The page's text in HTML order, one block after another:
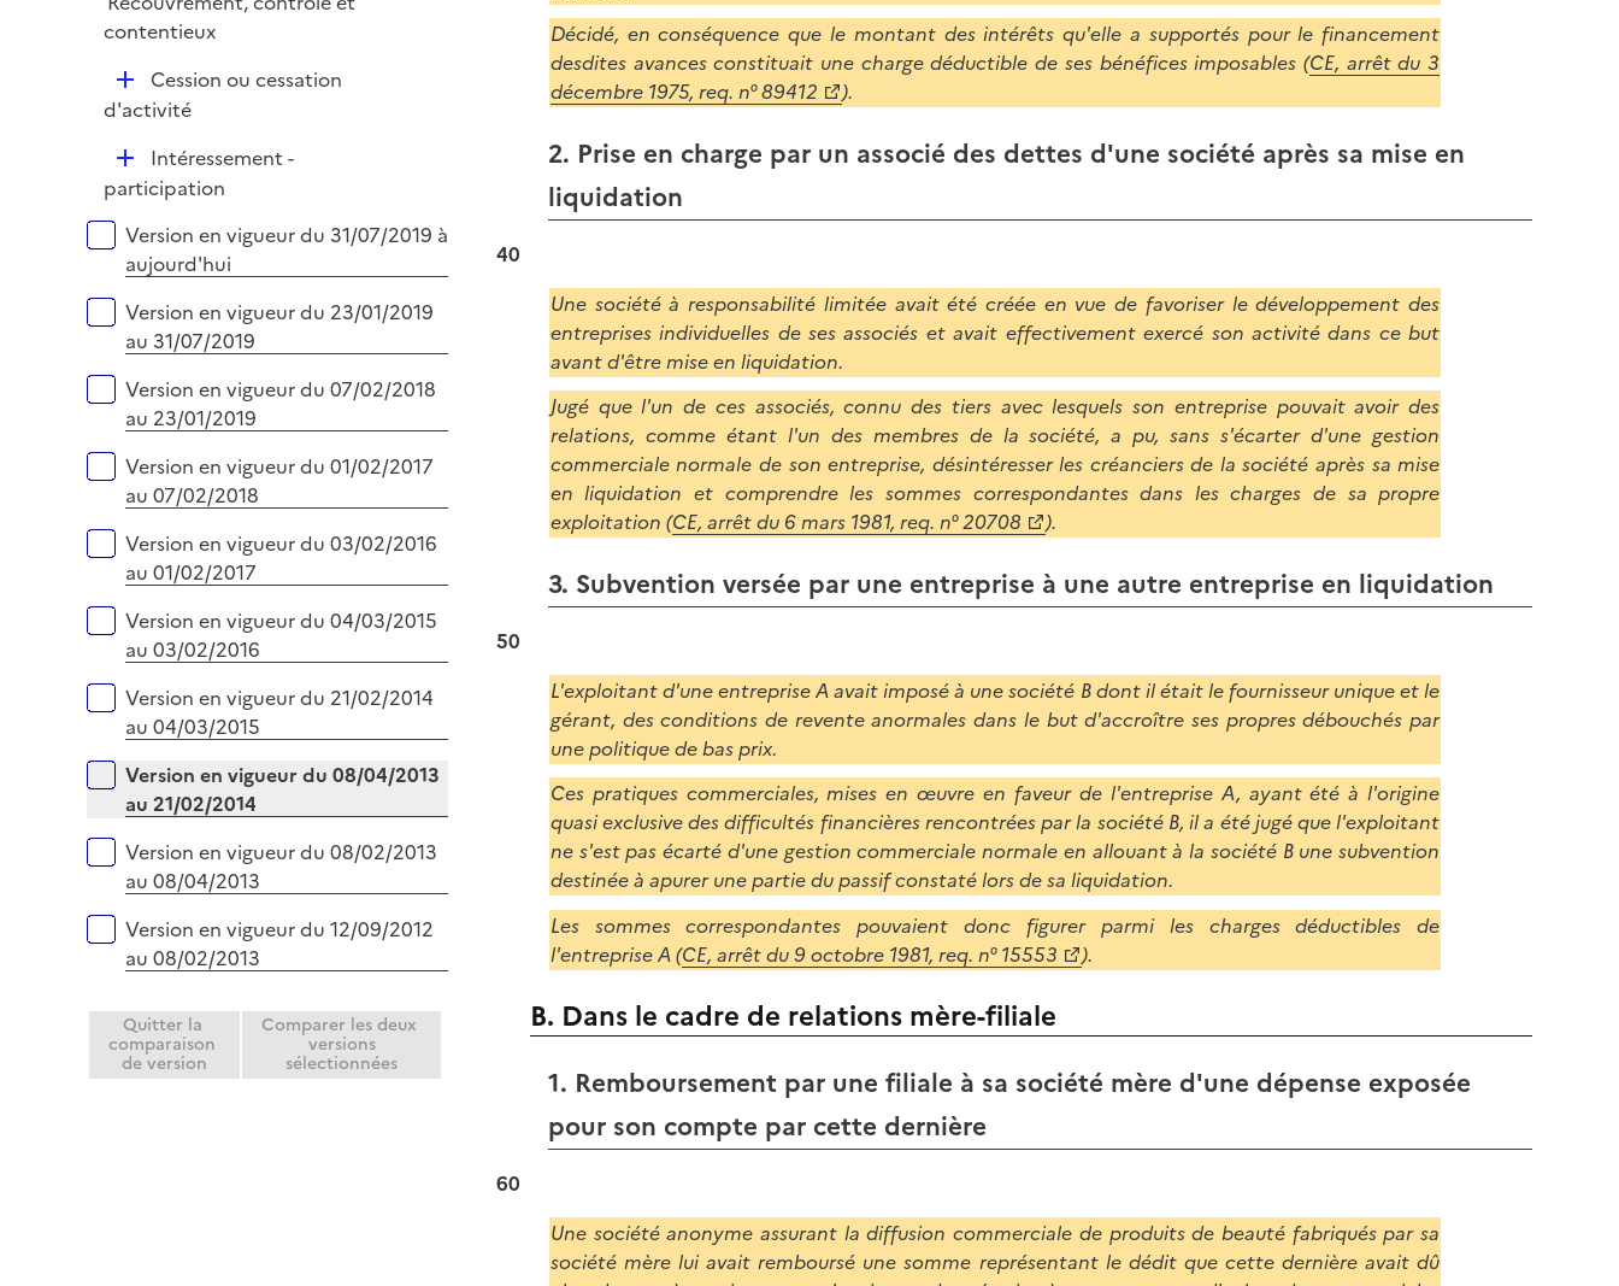
r
l
i
contentieux
D
é
i
e
r
Cession ou cessation
d'activité
D
é
l
i
e
Intéressement -
participation
Versions sur la période
Version en vigueur du 31/07/2019 à
aujourd'hui
Version en vigueur du 23/01/2019
au 31/07/2019
Version en vigueur du 07/02/2018
au 23/01/2019
Version en vigueur du 01/02/2017
au 07/02/2018
Version en vigueur du 03/02/2016
au 01/02/2017
Version en vigueur du 04/03/2015
au 03/02/2016
Version en vigueur du 21/02/2014
au 04/03/2015
Version en vigueur du 08/04/2013
au 21/02/2014
Version en vigueur du 08/02/2013
au 08/04/2013
Version en vigueur du 12/09/2012
au 08/02/2013
Quitter la
comparaison
de version
Comparer les deux
versions
sélectionnées
Décidé, en conséquence que le montant des intérêts qu'elle a supportés pour le financement
desdites avances constituait une charge déductible de ses bénéfices imposables (CE, arrêt du 3
décembre 1975, req. n° 89412
).
2. Prise en charge par un associé des dettes d'une société après sa mise en
liquidation
40
Une société à responsabilité limitée avait été créée en vue de favoriser le développement des
entreprises individuelles de ses associés et avait effectivement exercé son activité dans ce but
avant d'être mise en liquidation.
Jugé que l'un de ces associés, connu des tiers avec lesquels son entreprise pouvait avoir des
relations, comme étant l'un des membres de la société, a pu, sans s'écarter d'une gestion
commerciale normale de son entreprise, désintéresser les créanciers de la société après sa mise
en liquidation et comprendre les sommes correspondantes dans les charges de sa propre
exploitation (CE, arrêt du 6 mars 1981, req. n° 20708 ).
3. Subvention versée par une entreprise à une autre entreprise en liquidation
50
L'exploitant d'une entreprise A avait imposé à une société B dont il était le fournisseur unique et le
gérant, des conditions de revente anormales dans le but d'accroître ses propres débouchés par
une politique de bas prix.
Ces pratiques commerciales, mises en œuvre en faveur de l'entreprise A, ayant été à l'origine
quasi exclusive des difficultés financières rencontrées par la société B, il a été jugé que l'exploitant
ne s'est pas écarté d'une gestion commerciale normale en allouant à la société B une subvention
destinée à apurer une partie du passif constaté lors de sa liquidation.
Les sommes correspondantes pouvaient donc figurer parmi les charges déductibles de
l'entreprise A (CE, arrêt du 9 octobre 1981, req. n° 15553 ).
B. Dans le cadre de relations mère-filiale
1. Remboursement par une filiale à sa société mère d'une dépense exposée
pour son compte par cette dernière
60
Une société anonyme assurant la diffusion commerciale de produits de beauté fabriqués par sa
société mère lui avait remboursé une somme représentant le dédit que cette dernière avait dû